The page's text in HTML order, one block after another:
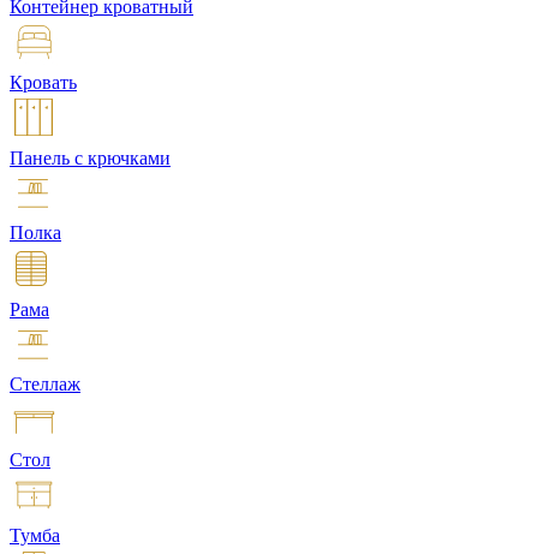
Контейнер кроватный
Кровать
Панель с крючками
Полка
Рама
Стеллаж
Стол
Тумба